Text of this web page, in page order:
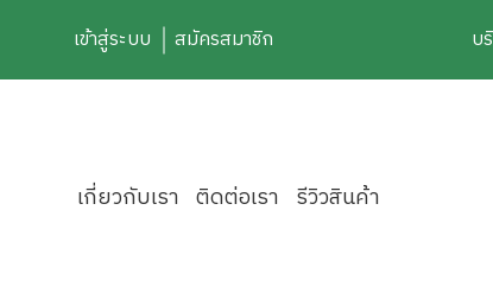
เข้าสู่ระบบ สมัครสมาชิก บ
เกี่ยวกับเรา ติดต่อเรา รีวิวสินค้า